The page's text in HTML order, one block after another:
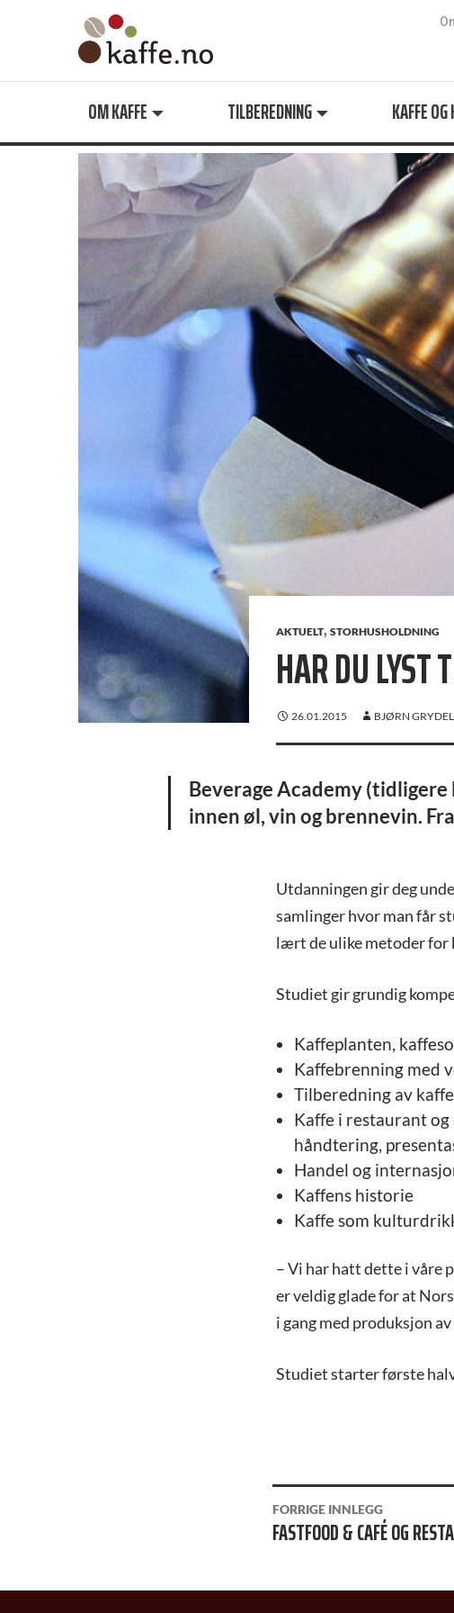
OM KAFFE TILBEREDNING KAFFE
AKTUELT, STORHUSHOLDNING
HAR DU LYST
26.01.2015 BJØRN
Beverage Academy
innen øl, vin og brennevin.
Utdanningen gir deg
samlinger hvor man får
lært de ulike metoder for
Studiet gir grundig
Kaffeplanten,
Kaffebrenning med
Tilberedning av
Kaffe i restaurant
håndtering,
Handel og
Kaffens historie
Kaffe som
– Vi har hatt dette i våre
er veldig glade for at
i gang med produksjon
Studiet starter første
INNLEGGSNAVIGASJON
FORRIGE INNLEGG
FASTFOOD & CAFÉ OG